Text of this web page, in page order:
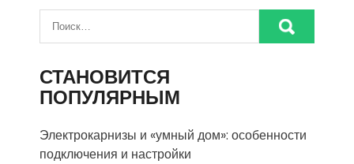
СТАНОВИТСЯ
ПОПУЛЯРНЫМ
Электрокарнизы и «умный дом»: особенности
подключения и настройки